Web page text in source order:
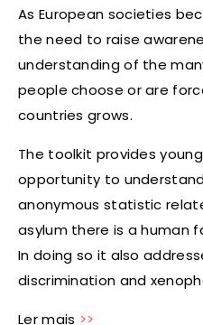
As European societies
the need to raise
understanding of the
people choose or are
countries grows.
The toolkit provides
opportunity to
anonymous statistic
asylum there is a human
In doing so it also
discrimination and
Ler mais >>